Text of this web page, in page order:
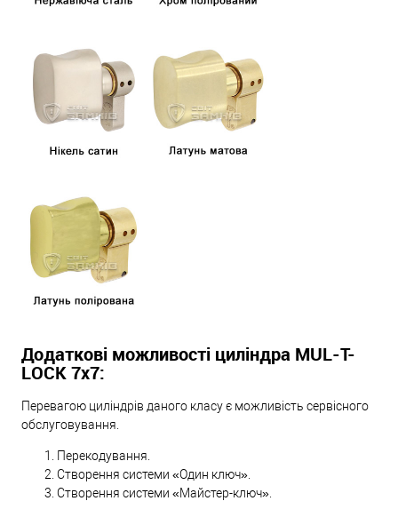
Додаткові можливості циліндра MUL-T-
LOCK 7х7:
Перевагою циліндрів даного класу є можливість сервісного
обслуговування.
Перекодування.
Створення системи «Один ключ».
Створення системи «Майстер-ключ».